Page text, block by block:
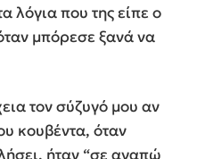
λόγια που της είπε ο
μπόρεσε ξανά να
τον σύζυγό μου αν
κουβέντα, όταν
ήταν “σε αγαπώ